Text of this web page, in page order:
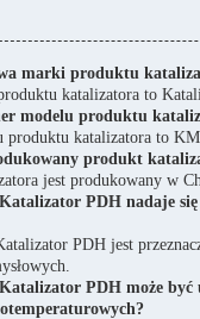
marki produktu
katalizatora to
modelu produktu
produktu katalizatora to
produkt
jest produkowany w
PDH nadaje się
PDH jest
PDH może być